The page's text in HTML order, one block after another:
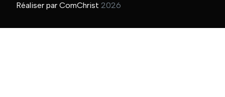
Réaliser par ComChrist 2026